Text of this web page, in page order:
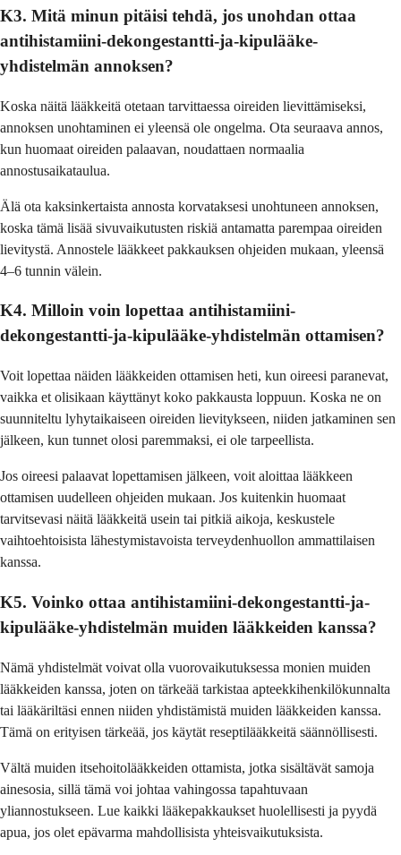
K3. Mitä minun pitäisi tehdä, jos unohdan ottaa
antihistamiini-dekongestantti-ja-kipulääke-
yhdistelmän annoksen?
Koska näitä lääkkeitä otetaan tarvittaessa oireiden lievittämiseksi,
annoksen unohtaminen ei yleensä ole ongelma. Ota seuraava annos,
kun huomaat oireiden palaavan, noudattaen normaalia
annostusaikataulua.
Älä ota kaksinkertaista annosta korvataksesi unohtuneen annoksen,
koska tämä lisää sivuvaikutusten riskiä antamatta parempaa oireiden
lievitystä. Annostele lääkkeet pakkauksen ohjeiden mukaan, yleensä
4–6 tunnin välein.
K4. Milloin voin lopettaa antihistamiini-
dekongestantti-ja-kipulääke-yhdistelmän ottamisen?
Voit lopettaa näiden lääkkeiden ottamisen heti, kun oireesi paranevat,
vaikka et olisikaan käyttänyt koko pakkausta loppuun. Koska ne on
suunniteltu lyhytaikaiseen oireiden lievitykseen, niiden jatkaminen sen
jälkeen, kun tunnet olosi paremmaksi, ei ole tarpeellista.
Jos oireesi palaavat lopettamisen jälkeen, voit aloittaa lääkkeen
ottamisen uudelleen ohjeiden mukaan. Jos kuitenkin huomaat
tarvitsevasi näitä lääkkeitä usein tai pitkiä aikoja, keskustele
vaihtoehtoisista lähestymistavoista terveydenhuollon ammattilaisen
kanssa.
K5. Voinko ottaa antihistamiini-dekongestantti-ja-
kipulääke-yhdistelmän muiden lääkkeiden kanssa?
Nämä yhdistelmät voivat olla vuorovaikutuksessa monien muiden
lääkkeiden kanssa, joten on tärkeää tarkistaa apteekkihenkilökunnalta
tai lääkäriltäsi ennen niiden yhdistämistä muiden lääkkeiden kanssa.
Tämä on erityisen tärkeää, jos käytät reseptilääkkeitä säännöllisesti.
Vältä muiden itsehoitolääkkeiden ottamista, jotka sisältävät samoja
ainesosia, sillä tämä voi johtaa vahingossa tapahtuvaan
yliannostukseen. Lue kaikki lääkepakkaukset huolellisesti ja pyydä
apua, jos olet epävarma mahdollisista yhteisvaikutuksista.